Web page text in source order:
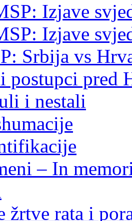
Izjave
Izjave
Srbija vs
postupci pred
i nestali
– In
žrtve rata i